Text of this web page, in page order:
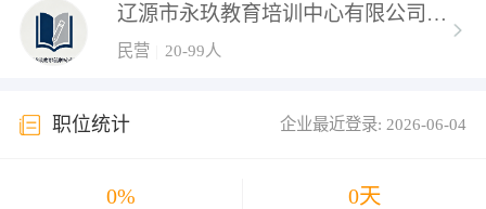
辽源市永玖教育培训中心有限公司
民营 20-99人
职位统计 企业最近登录: 2026-06-04
0% 0天